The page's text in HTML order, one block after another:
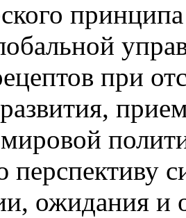
при
развития,
мировой
перспективу
ожидания и